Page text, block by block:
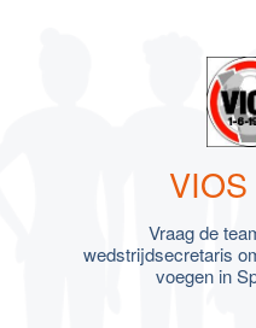
VIOS
Vraag de
wedstrijdsecretaris
voegen in